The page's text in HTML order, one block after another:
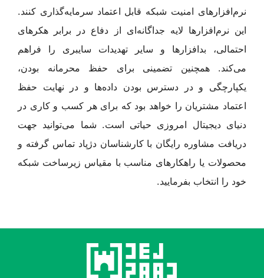
نرم‌افزارهای امنیت شبکه قابل اعتماد سرمایه‌گذاری کنند.
این نرم‌افزارها لایه‌ جداگانه‌ای از دفاع در برابر هکرهای
احتمالی، بدافزارها و سایر تهدیدات سایبری را فراهم
می‌کند. همچنین تضمینی برای حفظ محرمانه بودن،
یکپارچگی و در دسترس بودن داده‌ها و در نهایت حفظ
اعتماد مشتریان را خواهد بود که برای هر کسب و کاری در
دنیای دیجیتال امروزی حیاتی است. شما می‌توانید جهت
دریافت مشاوره رایگان با کارشناسان دژپاد تماس گرفته و
محصولات یا راهکارهای مناسب با مقیاس زیرساخت شبکه
خود را انتخاب بفرمایید.